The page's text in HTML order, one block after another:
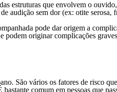
estruturas que envolvem o
audição sem dor (ex: otite serosa,
pode dar origem a
originar complicações
São vários os fatores de risco
comum em pessoas que